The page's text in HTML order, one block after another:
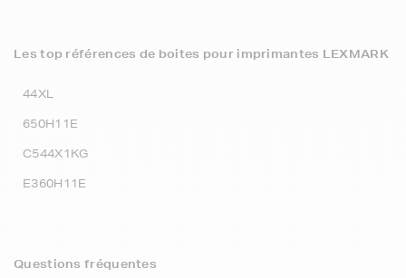
Les top références de boites pour imprimantes LEXMARK
44XL
650H11E
C544X1KG
E360H11E
Questions fréquentes